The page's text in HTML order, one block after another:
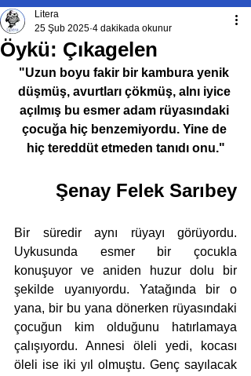
Öykü: Çıkagelen
Litera
25 Şub 2025 4 dakikada okunur
"Uzun boyu fakir bir kambura yenik
düşmüş, avurtları çökmüş, alnı iyice
açılmış bu esmer adam rüyasındaki
çocuğa hiç benzemiyordu. Yine de
hiç tereddüt etmeden tanıdı onu."
Şenay Felek Sarıbey
Bir süredir aynı rüyayı görüyordu.
Uykusunda esmer bir çocukla
konuşuyor ve aniden huzur dolu bir
şekilde uyanıyordu. Yatağında bir o
yana, bir bu yana dönerken rüyasındaki
çocuğun kim olduğunu hatırlamaya
çalışıyordu. Annesi öleli yedi, kocası
öleli ise iki yıl olmuştu. Genç sayılacak